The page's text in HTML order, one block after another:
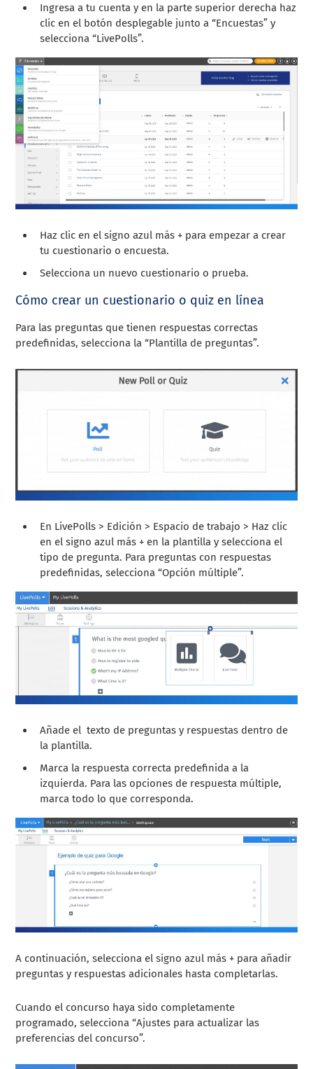
Ingresa a tu cuenta y en la parte superior derecha haz
clic en el botón desplegable junto a “Encuestas” y
selecciona “LivePolls”.
Haz clic en el signo azul más + para empezar a crear
tu cuestionario o encuesta.
Selecciona un nuevo cuestionario o prueba.
Cómo crear un cuestionario o quiz en línea
Para las preguntas que tienen respuestas correctas
predefinidas, selecciona la “Plantilla de preguntas”.
En LivePolls > Edición > Espacio de trabajo > Haz clic
en el signo azul más + en la plantilla y selecciona el
tipo de pregunta. Para preguntas con respuestas
predefinidas, selecciona “Opción múltiple”.
Añade el texto de preguntas y respuestas dentro de
la plantilla.
Marca la respuesta correcta predefinida a la
izquierda. Para las opciones de respuesta múltiple,
marca todo lo que corresponda.
A continuación, selecciona el signo azul más + para añadir
preguntas y respuestas adicionales hasta completarlas.
Cuando el concurso haya sido completamente
programado, selecciona “Ajustes para actualizar las
preferencias del concurso”.